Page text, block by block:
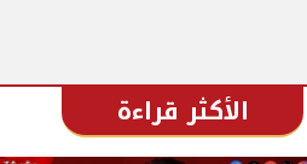
الأكثر قراءة